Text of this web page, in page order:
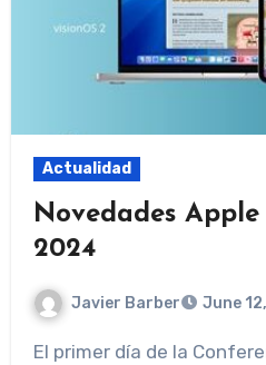
Actualidad
Novedades
2024
Javier Barber June
El primer día de la Conferencia de